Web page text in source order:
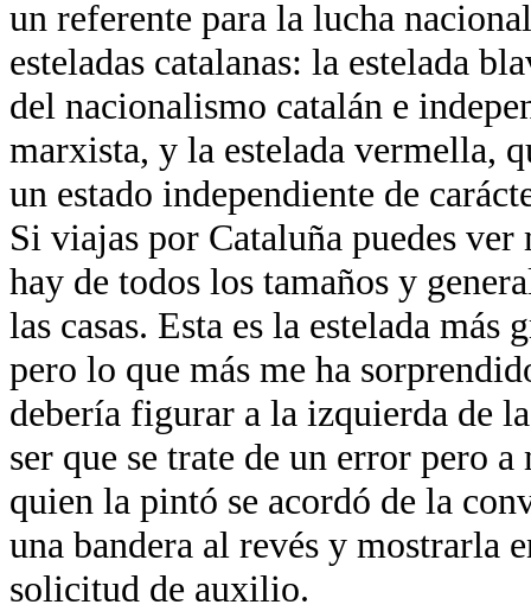
un referente para la lucha
esteladas catalanas: la estelada
del nacionalismo catalán e
marxista, y la estelada vermella,
un estado independiente de
Si viajas por Cataluña puedes ver
hay de todos los tamaños y
las casas. Esta es la estelada
pero lo que más me ha
debería figurar a la izquierda de
ser que se trate de un error pero
quien la pintó se acordó de la
una bandera al revés y mostrarla
solicitud de auxilio.